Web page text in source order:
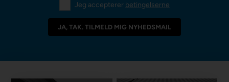
Jeg accepterer betingelserne